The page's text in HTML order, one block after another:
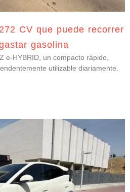
CV que puede recorrer
gasolina
e-HYBRID, un compacto rápido,
utilizable diariamente.